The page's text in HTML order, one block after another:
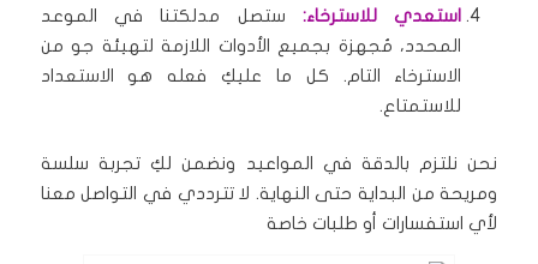
استعدي للاسترخاء:ستصل مدلكتنا في الموعد
المحدد، مُجهزة بجميع الأدوات اللازمة لتهيئة جو من
الاسترخاء التام. كل ما عليكِ فعله هو الاستعداد
للاستمتاع.
نحن نلتزم بالدقة في المواعيد ونضمن لكِ تجربة سلسة
ومريحة من البداية حتى النهاية. لا تترددي في التواصل معنا
لأي استفسارات أو طلبات خاصة